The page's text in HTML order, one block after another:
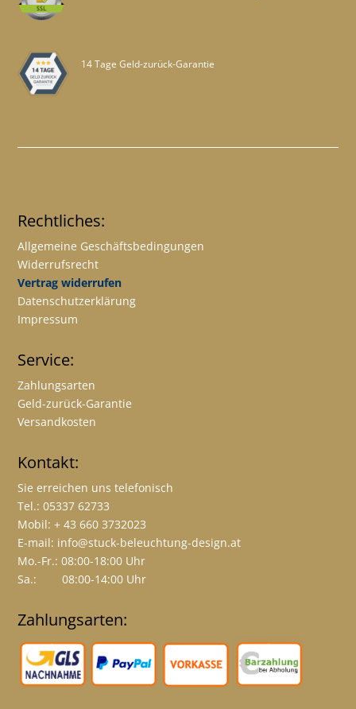
14 Tage Geld-zurück-Garantie
Rechtliches:
Allgemeine Geschäftsbedingungen
Widerrufsrecht
Vertrag widerrufen
Datenschutzerklärung
Impressum
Service:
Zahlungsarten
Geld-zurück-Garantie
Versandkosten
Kontakt:
Sie erreichen uns telefonisch
Tel.: 05337 62733
Mobil: + 43 660 3732023
E-mail: info@stuck-beleuchtung-design.at
Mo.-Fr.: 08:00-18:00 Uhr
Sa.: 08:00-14:00 Uhr
Zahlungsarten: